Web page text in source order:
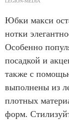
Юбки макси
нотки
Особенно
посадкой и
также с
выполнены из
плотных
форм.